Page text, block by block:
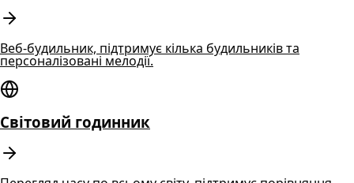
Веб-будильник, підтримує кілька будильників та
персоналізовані мелодії.
Світовий годинник